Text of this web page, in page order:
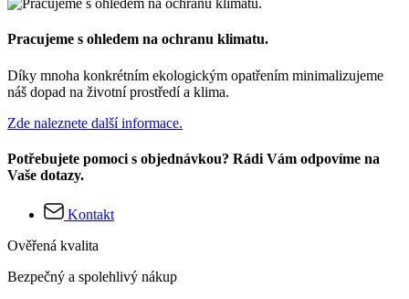
Pracujeme s ohledem na ochranu klimatu.
Díky mnoha konkrétním ekologickým opatřením minimalizujeme
náš dopad na životní prostředí a klima.
Zde naleznete další informace.
Potřebujete pomoci s objednávkou? Rádi Vám odpovíme na
Vaše dotazy.
Kontakt
Ověřená kvalita
Bezpečný a spolehlivý nákup